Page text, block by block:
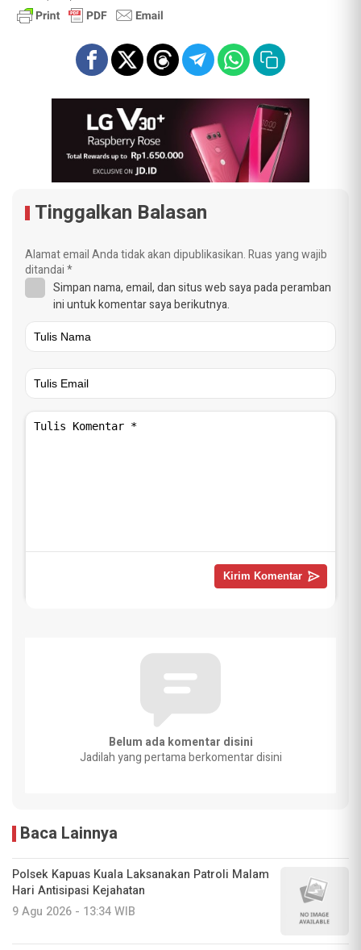
Tinggalkan Balasan
Alamat email Anda tidak akan dipublikasikan.Ruas yang wajib
ditandai*
Simpan nama, email, dan situs web saya pada peramban
ini untuk komentar saya berikutnya.
Belum ada komentar disini
Jadilah yang pertama berkomentar disini
Baca Lainnya
Polsek Kapuas Kuala Laksanakan Patroli Malam
Hari Antisipasi Kejahatan
9 Agu 2026 - 13:34 WIB